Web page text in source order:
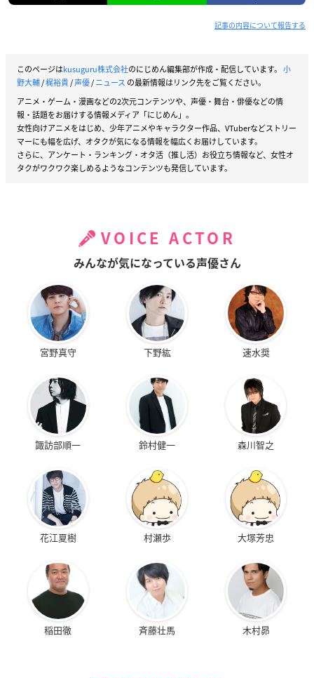
記事の内容について報告する
このページはkusuguru株式会社のにじめん編集部が作成・配信しています。 小
野大輔/梶裕貴/声優/ニュース の最新情報はリンク先をご覧ください。
アニメ・ゲーム・漫画などの2次元コンテンツや、声優・舞台・俳優などの情
報・話題をお届けする情報メディア「にじめん」。
女性向けアニメをはじめ、少年アニメやキャラクター作品、VTuberなどストリー
マーにも幅を広げ、オタクが気になる情報を幅広くお届けしています。
さらに、アンケート・ランキング・オタ活（推し活）お役立ち情報など、女性オ
タクがワクワク楽しめるようなコンテンツも発信しています。
VOICE ACTOR
みんなが気になっている声優さん
宮野真守 下野紘 速水奨
諏訪部順一 鈴村健一 森川智之
花江夏樹 村瀬歩 大塚芳忠
稲田徹 斉藤壮馬 木村昴